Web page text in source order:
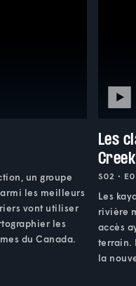
un groupe
les meilleurs
vont utiliser
les
du Canada.
Les
Creek
S02 •
Les
rivière
accès
terrain.
la